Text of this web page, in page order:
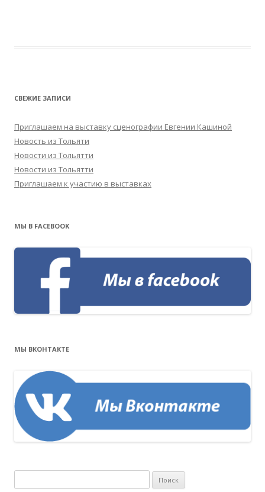
СВЕЖИЕ ЗАПИСИ
Приглашаем на выставку сценографии Евгении Кашиной
Новость из Тольяти
Новости из Тольятти
Новости из Тольятти
Приглашаем к участию в выставках
МЫ В FACEBOOK
МЫ ВКОНТАКТЕ